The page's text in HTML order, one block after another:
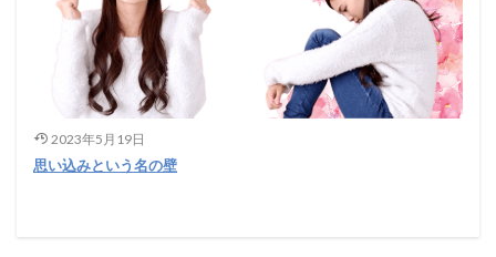
2023年5月19日
思い込みという名の壁